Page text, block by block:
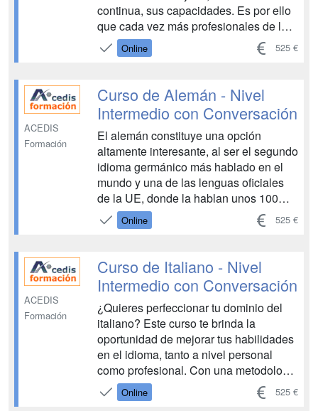
continua, sus capacidades. Es por ello
que cada vez más profesionales de la
Administración Pública buscan mejorar
sus competencias en inglés, un idioma
día a día, dado que es creciente el
número de ciudadanos d...
Online 525 €
ACEDIS
Formación
Curso de Alemán - Nivel
Intermedio con Conversación
El alemán constituye una opción
altamente interesante, al ser el segundo
idioma germánico más hablado en el
mundo y una de las lenguas oficiales
de la UE, donde la hablan unos 100
millones de personas. Por tanto, su
relevancia es incuestionable, algo que
es el segundo idioma más utilizado en
el continente europ...
Online 525 €
ACEDIS
Formación
Curso de Italiano - Nivel
Intermedio con Conversación
¿Quieres perfeccionar tu dominio del
italiano? Este curso te brinda la
oportunidad de mejorar tus habilidades
en el idioma, tanto a nivel personal
como profesional. Con una metodología
dinámica y centrada en resultados, te
ayudaremos a desenvolverte con
Online 525 €